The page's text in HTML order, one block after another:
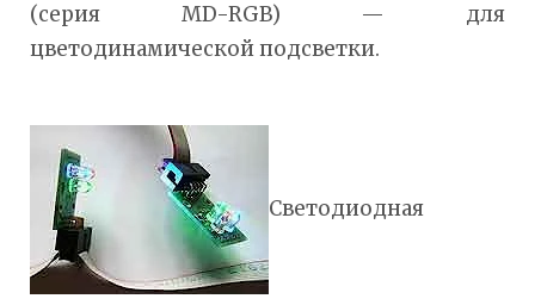
(серия MD-RGB) — для
цветодинамической подсветки.
Светодиодная